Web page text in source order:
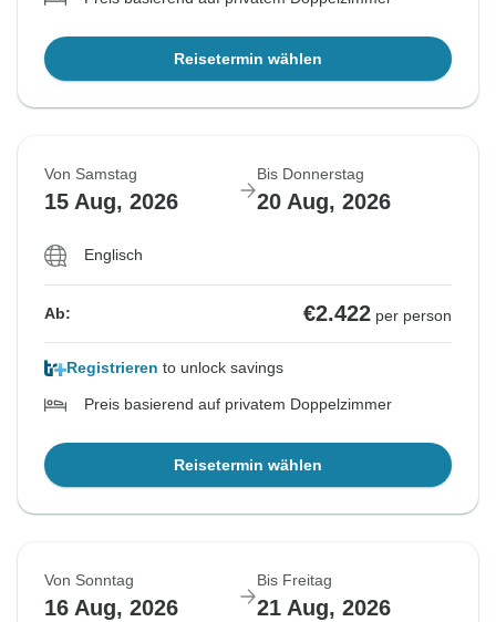
Reisetermin wählen
Von Samstag
15 Aug, 2026
Bis Donnerstag
20 Aug, 2026
Englisch
Ab: €2.422 per person
Registrieren to unlock savings
Preis basierend auf privatem Doppelzimmer
Reisetermin wählen
Von Sonntag
16 Aug, 2026
Bis Freitag
21 Aug, 2026